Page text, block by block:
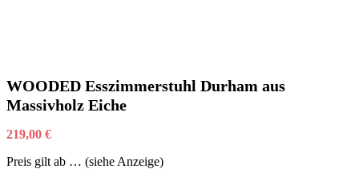
WOODED Esszimmerstuhl Durham aus
Massivholz Eiche
219,00 €
Preis gilt ab … (siehe Anzeige)